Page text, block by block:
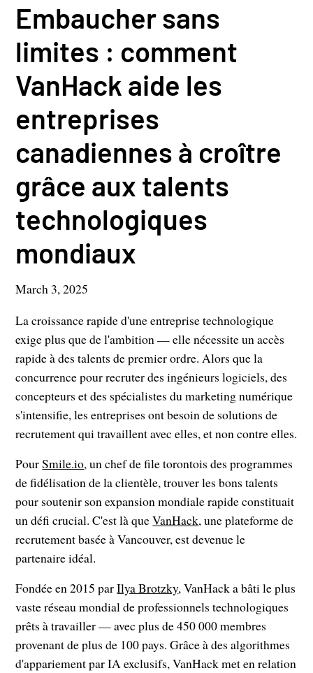
Embaucher sans
limites : comment
VanHack aide les
entreprises
canadiennes à croître
grâce aux talents
technologiques
mondiaux
March 3, 2025
La croissance rapide d'une entreprise technologique
exige plus que de l'ambition — elle nécessite un accès
rapide à des talents de premier ordre. Alors que la
concurrence pour recruter des ingénieurs logiciels, des
concepteurs et des spécialistes du marketing numérique
s'intensifie, les entreprises ont besoin de solutions de
recrutement qui travaillent avec elles, et non contre elles.
PourSmile.io, un chef de file torontois des programmes
de fidélisation de la clientèle, trouver les bons talents
pour soutenir son expansion mondiale rapide constituait
un défi crucial. C'est là queVanHack, une plateforme de
recrutement basée à Vancouver, est devenue le
partenaire idéal.
Fondée en 2015 parIlya Brotzky, VanHack a bâti le plus
vaste réseau mondial de professionnels technologiques
prêts à travailler — avec plus de 450 000 membres
provenant de plus de 100 pays. Grâce à des algorithmes
d'appariement par IA exclusifs, VanHack met en relation